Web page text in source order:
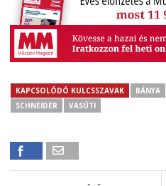
KAPCSOLÓDÓ KULCSSZAVAK BÁNYA
SCHNEIDER
VASÚTI